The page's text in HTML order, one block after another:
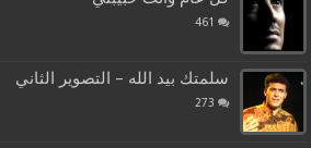
461
سلمتك بيد الله – التصوير الثاني
273